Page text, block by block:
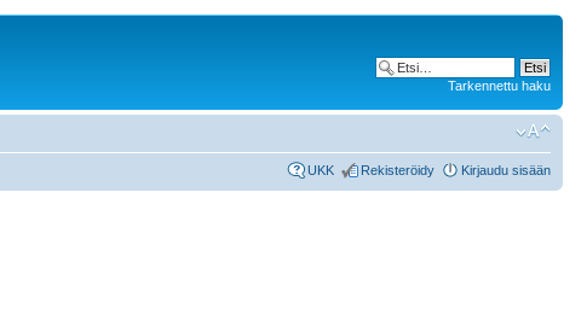
Tarkennettu haku
UKK Rekisteröidy Kirjaudu sisään